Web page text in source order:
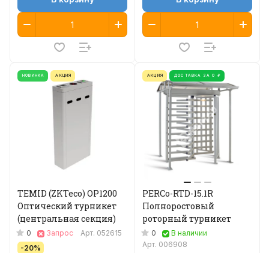
НОВИНКА АКЦИЯ
TEMID (ZKTeco) OP1200
Оптический турникет
(центральная секция)
0 Запрос Арт. 052615
-20%
АКЦИЯ ДОСТАВКА ЗА 0 ₽
PERCo-RTD-15.1R
Полноростовый
роторный турникет
0
В наличии
Арт. 006908